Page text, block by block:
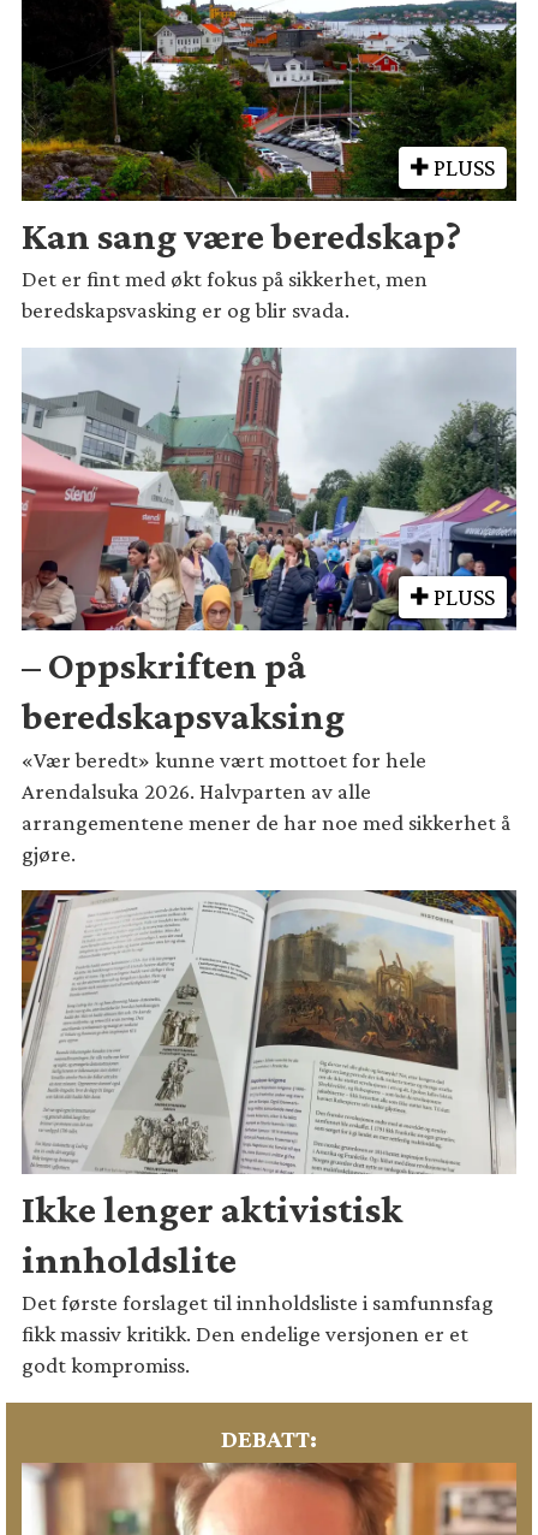
PLUSS
Kan sang være beredskap?
Det er fint med økt fokus på sikkerhet, men
beredskapsvasking er og blir svada.
PLUSS
– Oppskriften på
beredskapsvaksing
«Vær beredt» kunne vært mottoet for hele
Arendalsuka 2026. Halvparten av alle
arrangementene mener de har noe med sikkerhet å
gjøre.
Ikke lenger aktivistisk
innholdslite
Det første forslaget til innholdsliste i samfunnsfag
fikk massiv kritikk. Den endelige versjonen er et
godt kompromiss.
DEBATT: